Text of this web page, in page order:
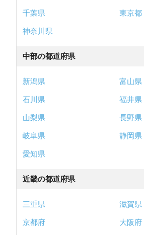
千葉県
東京都
神奈川県
中部の都道府県
新潟県
富山県
石川県
福井県
山梨県
長野県
岐阜県
静岡県
愛知県
近畿の都道府県
三重県
滋賀県
京都府
大阪府